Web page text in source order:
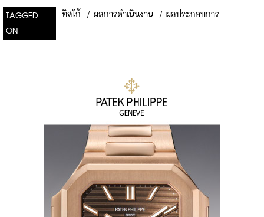
TAGGED
ON
ทิสโก้ / ผลการดำเนินงาน / ผลประกอบการ